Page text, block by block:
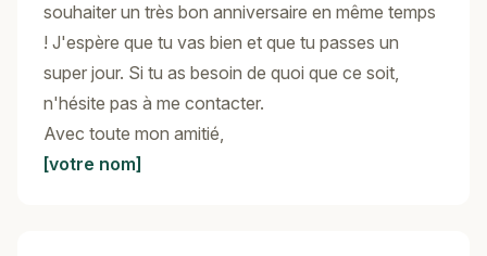
souhaiter un très bon anniversaire en même temps
! J'espère que tu vas bien et que tu passes un
super jour. Si tu as besoin de quoi que ce soit,
n'hésite pas à me contacter.
Avec toute mon amitié,
[votre nom]